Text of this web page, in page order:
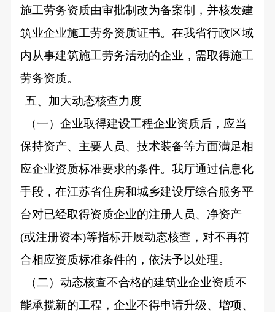
施工劳务资质由审批制改为备案制，并核发建
筑业企业施工劳务资质证书。在我省行政区域
内从事建筑施工劳务活动的企业，需取得施工
劳务资质。
五、加大动态核查力度
（一）企业取得建设工程企业资质后，应当
保持资产、主要人员、技术装备等方面满足相
应企业资质标准要求的条件。我厅通过信息化
手段，在江苏省住房和城乡建设厅综合服务平
台对已经取得资质企业的注册人员、净资产
(或注册资本)等指标开展动态核查，对不再符
合相应资质标准条件的，依法予以处理。
（二）动态核查不合格的建筑业企业资质不
能承揽新的工程，企业不得申请升级、增项、